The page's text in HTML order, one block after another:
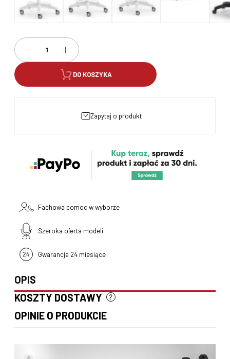
DO KOSZYKA
zapytaj o produkt
Fachowa pomoc w wyborze
Szeroka oferta modeli
Gwarancja 24 miesiące
OPIS
KOSZTY DOSTAWY
OPINIE O PRODUKCIE